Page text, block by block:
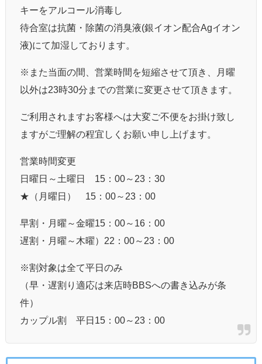
キーをアルコール消毒し
待合室は抗菌・除菌の消臭液(銀イオン配合Agイオン
液)にて加湿しております。
※また当面の間、営業時間を短縮させて頂き、月曜
以外は23時30分までの営業に変更させて頂きます。
ご利用されますお客様へは大変ご不便をお掛け致し
ますがご理解の程宜しくお願い申し上げます。
営業時間変更
日曜日～土曜日 15：00～23：30
★（月曜日） 15：00～23：00
早割・月曜～金曜15：00～16：00
遅割・月曜～木曜）22：00～23：00
※割対象は全て平日のみ
（早・遅割り適応は来店時BBSへの書き込みが条
件）
カップル割 平日15：00～23：00